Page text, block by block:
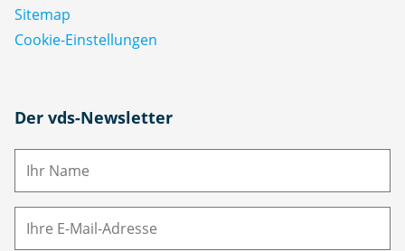
Sitemap
Cookie-Einstellungen
Der vds-Newsletter
N
M